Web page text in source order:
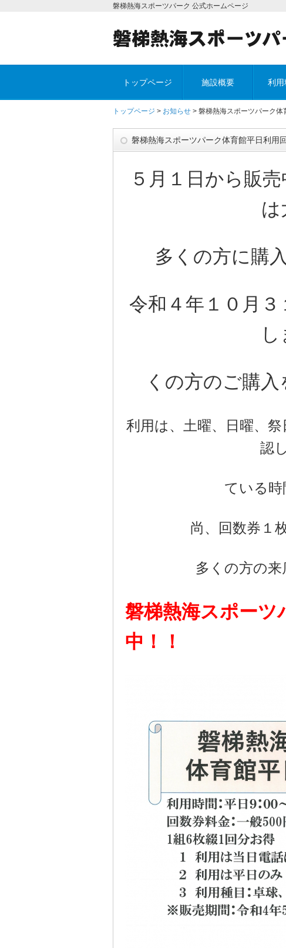
磐梯熱海スポーツパーク 公式ホームページ
トップページ 施設概要 利用
トップページ > お知らせ > 磐梯熱海スポーツパーク体
磐梯熱海スポーツパーク体育館平日利用
５月１日から販
は
多くの方に購
令和４年１０月
くの方のご購入
利用は、土曜、日曜、
認
ている
尚、回数券１
多くの方の来
磐梯熱海スポーツ
中！！